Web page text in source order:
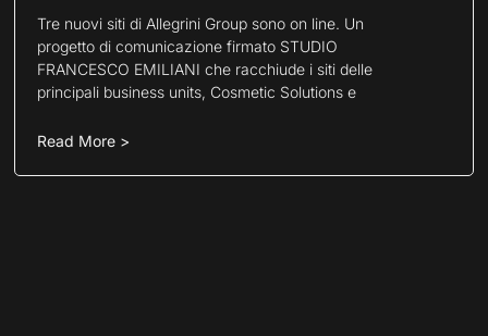
Tre nuovi siti di Allegrini Group sono on line. Un
progetto di comunicazione firmato STUDIO
FRANCESCO EMILIANI che racchiude i siti delle
principali business units, Cosmetic Solutions e
Read More >